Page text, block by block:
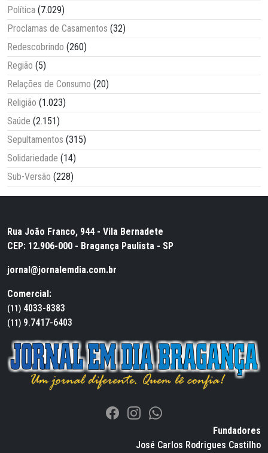
Política (7.029)
Proclamas de Casamentos (32)
Redescobrindo (260)
Região (5)
Relações de Consumo (20)
Religião (1.023)
Saúde (2.151)
Sepultamentos (315)
Solidariedade (14)
Sub-Versão (228)
Rua João Franco, 944 - Vila Bernadete
CEP: 12.906-000 - Bragança Paulista - SP
jornal@jornalemdia.com.br
Comercial:
(11) 4033-8383
(11) 9.7417-6403
Fundadores
José Carlos Rodrigues Castilho